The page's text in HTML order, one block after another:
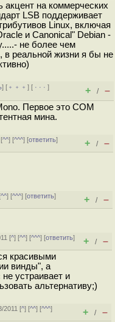
акцент на коммерческих
LSB поддерживает
Linux, включая
и Canonical" Debian -
не более чем
в реальной жизни я бы не
] [ ﹢﹢﹢] [ · · ·]
+ / –
Первое это СОМ
мина.
^^] [^^^] [ответить]
+ / –
^^] [^^^] [ответить]
+ / –
[^] [^^] [^^^] [ответить]
+ / –
красивыми
винды", а
устраивает и
альтернативу;)
2011 [^] [^^] [^^^]
+ / –